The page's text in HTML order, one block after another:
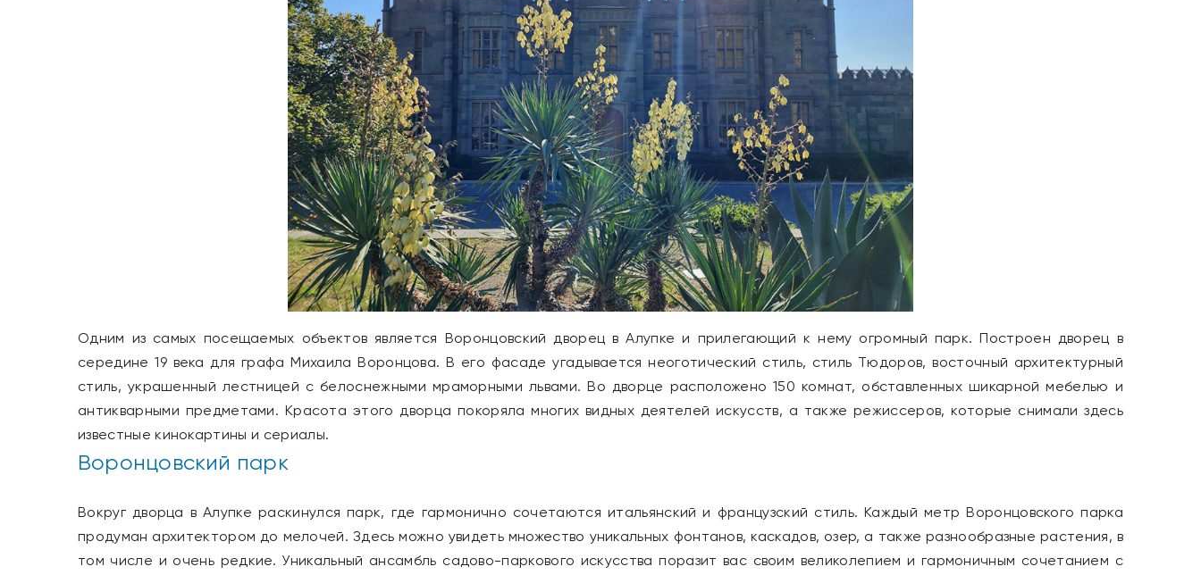
Одним из самых посещаемых объектов является Воронцовский дворец в Алупке и прилегающий к нему огромный парк. Построен дворец в
середине 19 века для графа Михаила Воронцова. В его фасаде угадывается неоготический стиль, стиль Тюдоров, восточный архитектурный
стиль, украшенный лестницей с белоснежными мраморными львами. Во дворце расположено 150 комнат, обставленных шикарной мебелью и
антикварными предметами. Красота этого дворца покоряла многих видных деятелей искусств, а также режиссеров, которые снимали здесь
известные кинокартины и сериалы.
Воронцовский парк
Вокруг дворца в Алупке раскинулся парк, где гармонично сочетаются итальянский и французский стиль. Каждый метр Воронцовского парка
продуман архитектором до мелочей. Здесь можно увидеть множество уникальных фонтанов, каскадов, озер, а также разнообразные растения, в
том числе и очень редкие. Уникальный ансамбль садово-паркового искусства поразит вас своим великолепием и гармоничным сочетанием с